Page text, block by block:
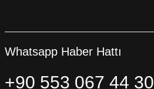
Whatsapp Haber Hattı
+90 553 067 44 30